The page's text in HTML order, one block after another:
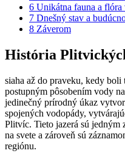
6 Unikátna fauna a
7 Dnešný stav a
8 Záverom
História
siaha až do praveku, kedy boli
postupným pôsobením vody
jedinečný prírodný úkaz
spojených vodopády,
Plitvíc. Tieto jazerá sú jedným
na svete a zároveň sú
regiónu.